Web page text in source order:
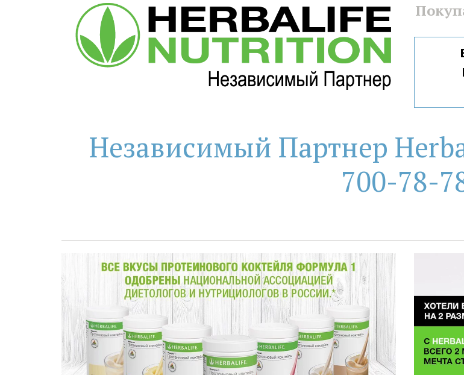
Независимый Партнер
700-78-